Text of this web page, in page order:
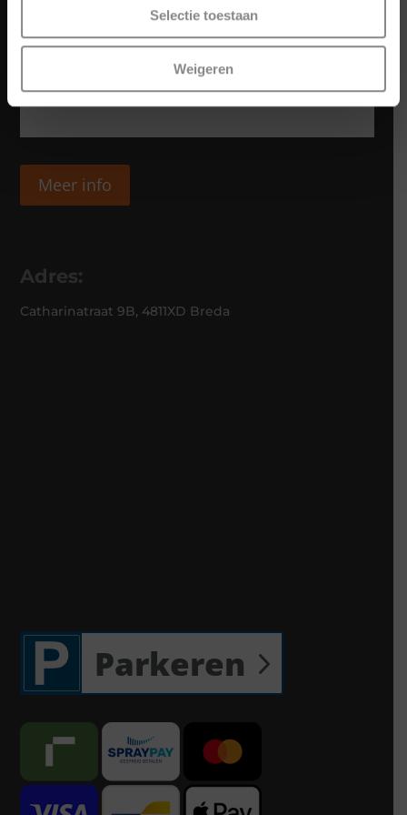
Selectie toestaan
Weigeren
Meer info
Adres:
Catharinatraat 9B, 4811XD Breda
Parkeren